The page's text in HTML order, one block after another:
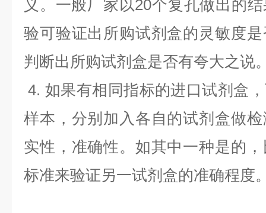
义。一般厂家以20个复孔做出的
验可验证出所购试剂盒的灵敏度
判断出所购试剂盒是否有夸大之说
4. 如果有相同指标的进口试剂盒
样本，分别加入各自的试剂盒做
实性，准确性。如其中一种是的
标准来验证另一试剂盒的准确程度